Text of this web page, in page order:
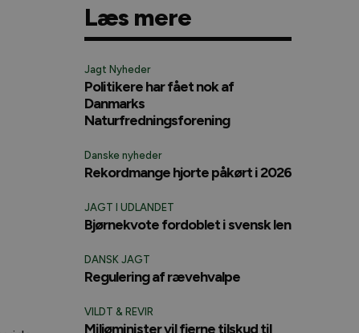
Læs mere
Jagt Nyheder
Politikere har fået nok af
Danmarks
Naturfredningsforening
Danske nyheder
Rekordmange hjorte påkørt i 2026
JAGT I UDLANDET
Bjørnekvote fordoblet i svensk len
DANSK JAGT
Regulering af rævehvalpe
VILDT & REVIR
Miljøminister vil fjerne tilskud til